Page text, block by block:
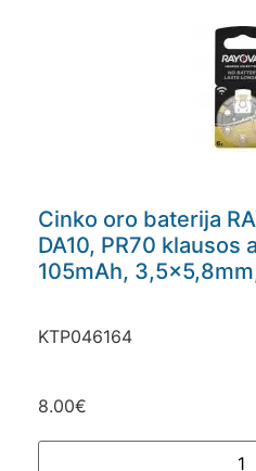
Cinko oro baterija
DA10, PR70 klausos
105mAh,
KTP046164
8.00€